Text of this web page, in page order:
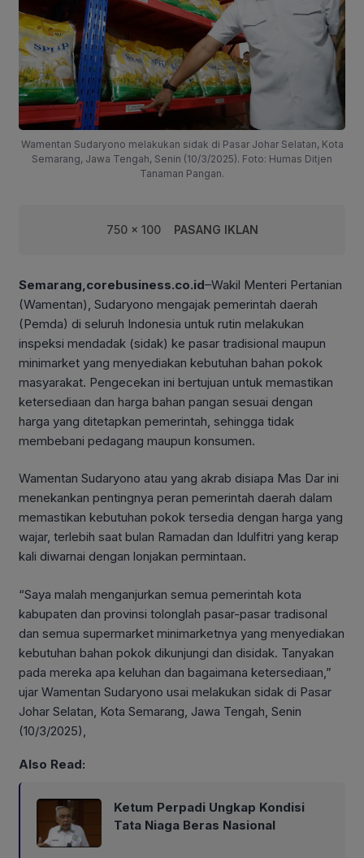
Wamentan Sudaryono melakukan sidak di Pasar Johar Selatan, Kota
Semarang, Jawa Tengah, Senin (10/3/2025). Foto: Humas Ditjen
Tanaman Pangan.
750 x 100 PASANG IKLAN
Semarang,corebusiness.co.id–Wakil Menteri Pertanian
(Wamentan), Sudaryono mengajak pemerintah daerah
(Pemda) di seluruh Indonesia untuk rutin melakukan
inspeksi mendadak (sidak) ke pasar tradisional maupun
minimarket yang menyediakan kebutuhan bahan pokok
masyarakat. Pengecekan ini bertujuan untuk memastikan
ketersediaan dan harga bahan pangan sesuai dengan
harga yang ditetapkan pemerintah, sehingga tidak
membebani pedagang maupun konsumen.
Wamentan Sudaryono atau yang akrab disiapa Mas Dar ini
menekankan pentingnya peran pemerintah daerah dalam
memastikan kebutuhan pokok tersedia dengan harga yang
wajar, terlebih saat bulan Ramadan dan Idulfitri yang kerap
kali diwarnai dengan lonjakan permintaan.
“Saya malah menganjurkan semua pemerintah kota
kabupaten dan provinsi tolonglah pasar-pasar tradisonal
dan semua supermarket minimarketnya yang menyediakan
kebutuhan bahan pokok dikunjungi dan disidak. Tanyakan
pada mereka apa keluhan dan bagaimana ketersediaan,”
ujar Wamentan Sudaryono usai melakukan sidak di Pasar
Johar Selatan, Kota Semarang, Jawa Tengah, Senin
(10/3/2025),
Also Read:
Ketum Perpadi Ungkap Kondisi
Tata Niaga Beras Nasional